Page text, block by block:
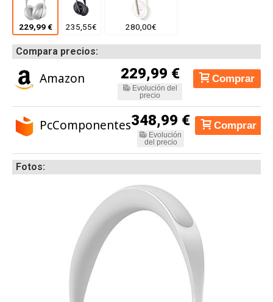
Libros
Moda ella
Móviles
Niños
Ordenadores
Tablets
Tecnología
TV
Videojuegos
Vuelos
Zapatos
229,99 € 235,55€ 280,00€
Compara precios:
Amazon 229,99 €
Evolución del
precio
Comprar
PcComponentes348,99 €
Evolución
del precio
Comprar
Fotos: